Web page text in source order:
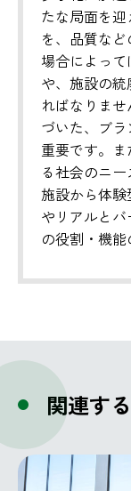
たな局面を
を、品質など
場合によっ
や、施設の
ればなりま
づいた、ブ
重要です。
る社会のニ
施設から体
やリアルと
の役割・機能
関連す